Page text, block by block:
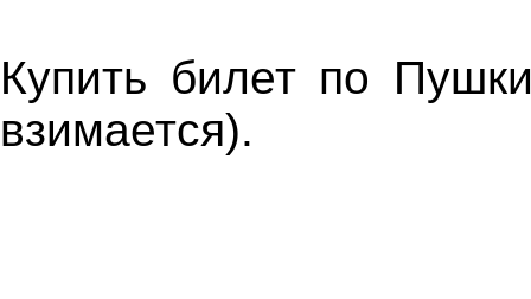
Купить билет по
взимается).